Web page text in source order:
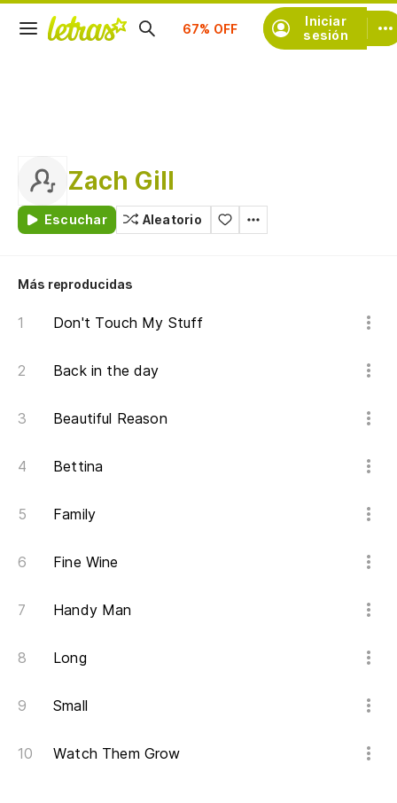
Iniciar
sesión
Suscríbete
Zach Gill
Escuchar Aleatorio
Más reproducidas
Don't Touch My Stuff
Back in the day
Beautiful Reason
Bettina
Family
Fine Wine
Handy Man
Long
Small
Watch Them Grow